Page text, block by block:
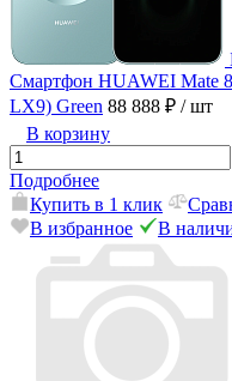
Смартфон HUAWEI Mate
LX9) Green 88 888 ₽ / шт
В корзину
Подробнее
Купить в 1 клик
В избранное
В